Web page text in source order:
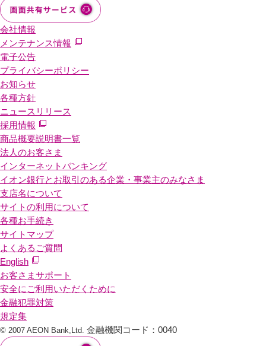
会社情報
メンテナンス情報
電子公告
プライバシーポリシー
お知らせ
各種方針
ニュースリリース
採用情報
商品概要説明書一覧
法人のお客さま
インターネットバンキング
イオン銀行とお取引のある企業・事業主のみなさま
支店名について
サイトの利用について
各種お手続き
サイトマップ
よくあるご質問
English
お客さまサポート
安全にご利用いただくために
金融犯罪対策
規定集
© 2007 AEON Bank,Ltd. 金融機関コード：0040